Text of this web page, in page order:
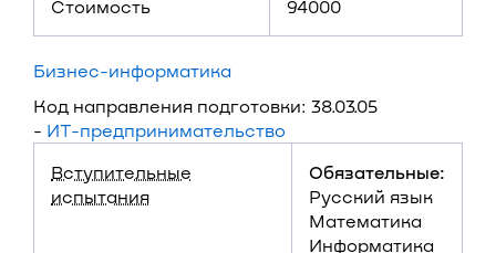
Стоимость 94000
Бизнес-информатика
Код направления подготовки: 38.03.05
- ИТ-предпринимательство
Вступительные
испытания
Обязательные:
Русский язык
Математика
Информатика